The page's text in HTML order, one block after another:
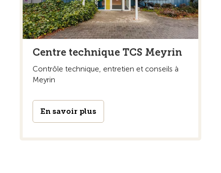
Centre technique TCS Meyrin
Contrôle technique, entretien et conseils à
Meyrin
En savoir plus